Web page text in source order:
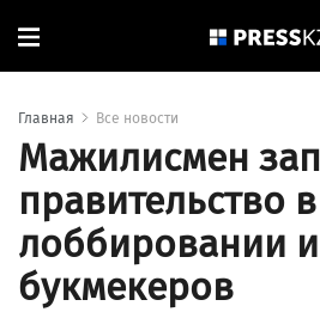
Главная Все новости
Мажилисмен
правительство в
лоббировании
букмекеров